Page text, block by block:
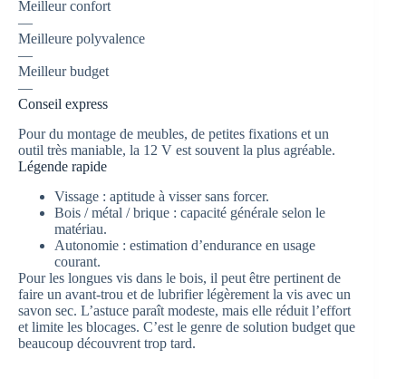
Meilleur confort
—
Meilleure polyvalence
—
Meilleur budget
—
Conseil express
Pour du montage de meubles, de petites fixations et un
outil très maniable, la 12 V est souvent la plus agréable.
Légende rapide
Vissage : aptitude à visser sans forcer.
Bois / métal / brique : capacité générale selon le
matériau.
Autonomie : estimation d’endurance en usage
courant.
Pour les longues vis dans le bois, il peut être pertinent de
faire un avant-trou et de lubrifier légèrement la vis avec un
savon sec. L’astuce paraît modeste, mais elle réduit l’effort
et limite les blocages. C’est le genre de solution budget que
beaucoup découvrent trop tard.